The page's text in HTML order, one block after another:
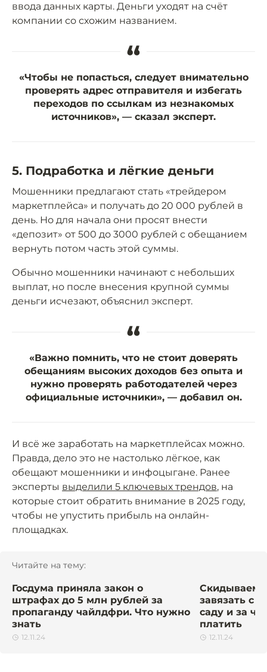
ввода данных карты. Деньги уходят на счёт
компании со схожим названием.
“
«Чтобы не попасться, следует внимательно
проверять адрес отправителя и избегать
переходов по ссылкам из незнакомых
источников», — сказал эксперт.
5. Подработка и лёгкие деньги
Мошенники предлагают стать «трейдером
маркетплейса» и получать до 20 000 рублей в
день. Но для начала они просят внести
«депозит» от 500 до 3000 рублей с обещанием
вернуть потом часть этой суммы.
Обычно мошенники начинают с небольших
выплат, но после внесения крупной суммы
деньги исчезают, объяснил эксперт.
“
«Важно помнить, что не стоит доверять
обещаниям высоких доходов без опыта и
нужно проверять работодателей через
официальные источники», — добавил он.
И всё же заработать на маркетплейсах можно.
Правда, дело это не настолько лёгкое, как
обещают мошенники и инфоцыгане. Ранее
эксперты выделили 5 ключевых трендов, на
которые стоит обратить внимание в 2025 году,
чтобы не упустить прибыль на онлайн-
площадках.
Читайте на тему:
Госдума приняла закон о
штрафах до 5 млн рублей за
пропаганду чайлдфри. Что нужно
знать
12.11.24
завязать с
саду и за
платить
12.11.24